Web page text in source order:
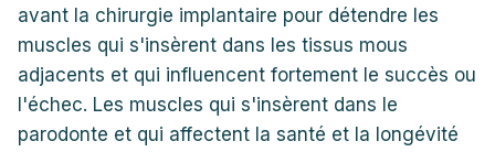
avant la chirurgie implantaire pour détendre les
muscles qui s'insèrent dans les tissus mous
adjacents et qui influencent fortement le succès ou
l'échec. Les muscles qui s'insèrent dans le
parodonte et qui affectent la santé et la longévité